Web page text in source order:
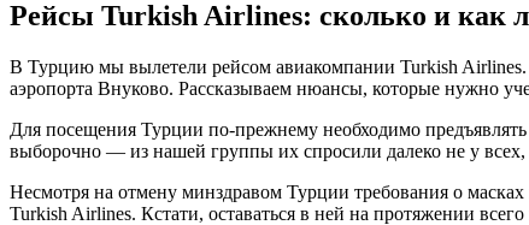
Рейсы Turkish Airlines: сколько и как
В Турцию мы вылетели рейсом авиакомпании Turkish Airlines.
аэропорта Внуково. Рассказываем нюансы, которые нужно
Для посещения Турции по-прежнему необходимо
выборочно — из нашей группы их спросили далеко не у всех,
Несмотря на отмену минздравом Турции требования о
Turkish Airlines. Кстати, оставаться в ней на протяжении